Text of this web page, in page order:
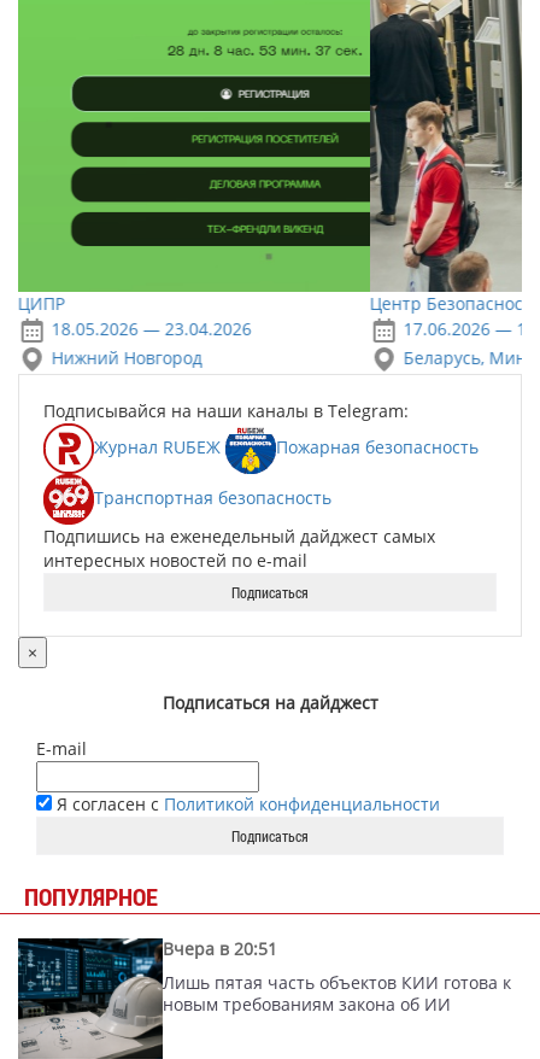
ЦИПР
18.05.2026 — 23.04.2026
Нижний Новгород
Центр
17.06.2026 —
Беларусь,
Подписывайся на наши каналы в Telegram:
Журнал RUБЕЖ
Пожарная безопасность
Транспортная безопасность
Подпишись на еженедельный дайджест самых
интересных новостей по e-mail
Подписаться
×
Подписаться на дайджест
E-mail
Я согласен с Политикой конфиденциальности
Подписаться
ПОПУЛЯРНОЕ
Вчера в 20:51
Лишь пятая часть объектов КИИ готова к
новым требованиям закона об ИИ